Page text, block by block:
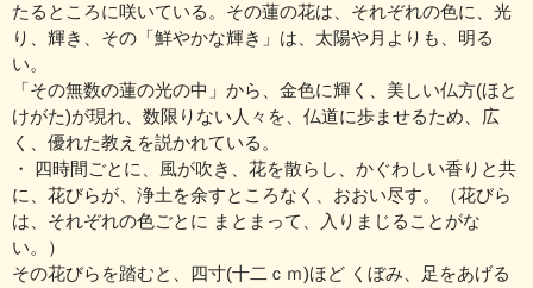
たるところに咲いている。その蓮の花は、それぞれの色に、光
り、輝き、その「鮮やかな輝き」は、太陽や月よりも、明る
い。
「その無数の蓮の光の中」から、金色に輝く、美しい仏方(ほと
けがた)が現れ、数限りない人々を、仏道に歩ませるため、広
く、優れた教えを説かれている。
・ 四時間ごとに、風が吹き、花を散らし、かぐわしい香りと共
に、花びらが、浄土を余すところなく、おおい尽す。（花びら
は、それぞれの色ごとに まとまって、入りまじることがな
い。）
その花びらを踏むと、四寸(十二ｃｍ)ほど くぼみ、足をあげる